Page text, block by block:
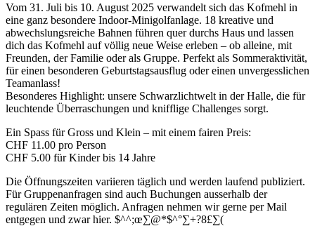
Vom 31. Juli bis 10. August 2025 verwandelt sich das Kofmehl in
eine ganz besondere Indoor-Minigolfanlage. 18 kreative und
abwechslungsreiche Bahnen führen quer durchs Haus und lassen
dich das Kofmehl auf völlig neue Weise erleben – ob alleine, mit
Freunden, der Familie oder als Gruppe. Perfekt als Sommeraktivität,
für einen besonderen Geburtstagsausflug oder einen unvergesslichen
Teamanlass!
Besonderes Highlight: unsere Schwarzlichtwelt in der Halle, die für
leuchtende Überraschungen und knifflige Challenges sorgt.
Ein Spass für Gross und Klein – mit einem fairen Preis:
CHF 11.00 pro Person
CHF 5.00 für Kinder bis 14 Jahre
Die Öffnungszeiten variieren täglich und werden laufend publiziert.
Für Gruppenanfragen sind auch Buchungen ausserhalb der
regulären Zeiten möglich. Anfragen nehmen wir gerne per Mail
entgegen und zwar hier. $^^;œ∑@*$^°∑+?8£∑(